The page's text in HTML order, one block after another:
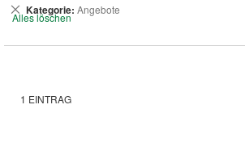
1 EINTRAG
Kategorie Angebote
Dies
entfernen
Alles löschen